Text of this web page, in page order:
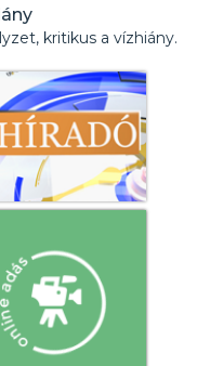
kritikus a vízhiány.